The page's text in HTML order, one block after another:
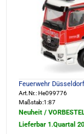
Feuerwehr
Art.Nr.: He099776
Maßstab:1:87
Neuheit /
Lieferbar 1.Quartal